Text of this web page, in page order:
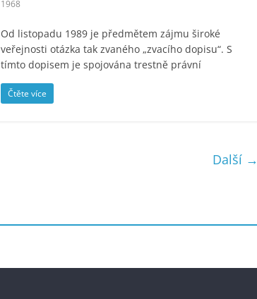
1968
Od listopadu 1989 je předmětem zájmu široké
veřejnosti otázka tak zvaného „zvacího dopisu“. S
tímto dopisem je spojována trestně právní
Čtěte více
Další →